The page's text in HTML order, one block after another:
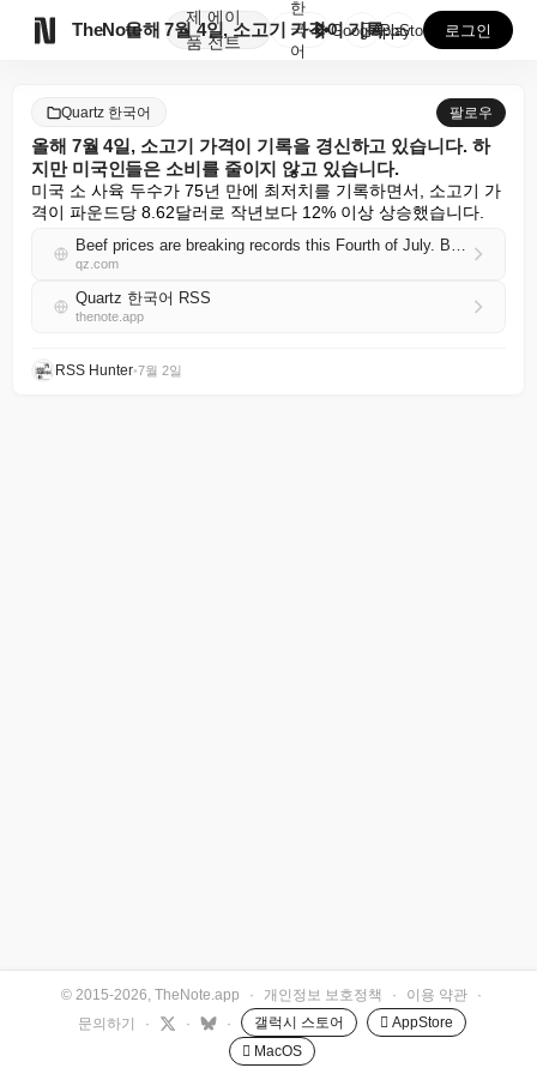
TheNote
제
품
에이
전트
올해 7월 4일, 소고기 가격이 기록을 경신하고 있습니...
한
국
어
GooglePlay
AppStore 로그인
Quartz 한국어 팔로우
올해 7월 4일, 소고기 가격이 기록을 경신하고 있습니다. 하
지만 미국인들은 소비를 줄이지 않고 있습니다.
미국 소 사육 두수가 75년 만에 최저치를 기록하면서, 소고기 가
격이 파운드당 8.62달러로 작년보다 12% 이상 상승했습니다.
Beef prices are breaking records this Fourth of July. But Americans aren't cutting back
qz.com
Quartz 한국어 RSS
thenote.app
RSS Hunter•7월 2일
© 2015-2026, TheNote.app · 개인정보 보호정책 · 이용 약관
·
문의하기
· · · 갤럭시 스토어
 AppStore
 MacOS